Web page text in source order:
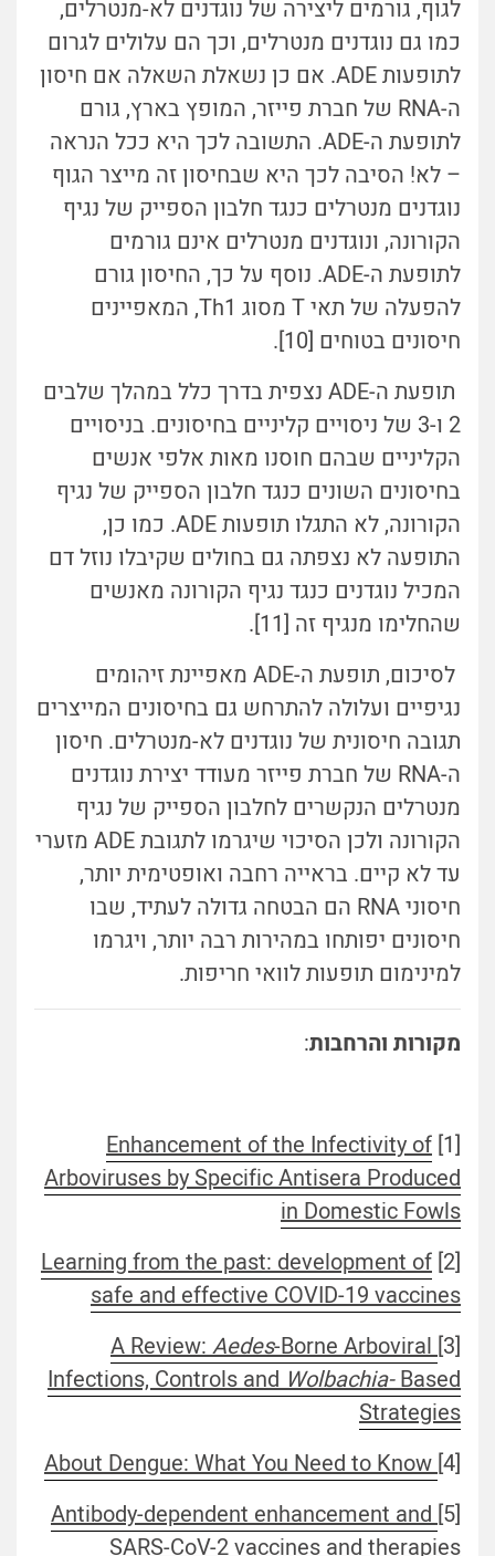
לגוף, גורמים ליצירה של נוגדנים לא-מנטרלים,
כמו גם נוגדנים מנטרלים, וכך הם עלולים לגרום
לתופעות ADE. אם כן נשאלת השאלה אם חיסון
ה-RNA של חברת פייזר, המופץ בארץ, גורם
לתופעת ה-ADE. התשובה לכך היא ככל הנראה
– לא! הסיבה לכך היא שבחיסון זה מייצר הגוף
נוגדנים מנטרלים כנגד חלבון הספייק של נגיף
הקורונה, ונוגדנים מנטרלים אינם גורמים
לתופעת ה-ADE. נוסף על כך, החיסון גורם
להפעלה של תאי T מסוג Th1, המאפיינים
חיסונים בטוחים [10].
תופעת ה-ADE נצפית בדרך כלל במהלך שלבים
2 ו-3 של ניסויים קליניים בחיסונים. בניסויים
הקליניים שבהם חוסנו מאות אלפי אנשים
בחיסונים השונים כנגד חלבון הספייק של נגיף
הקורונה, לא התגלו תופעות ADE. כמו כן,
התופעה לא נצפתה גם בחולים שקיבלו נוזל דם
המכיל נוגדנים כנגד נגיף הקורונה מאנשים
שהחלימו מנגיף זה [11].
לסיכום, תופעת ה-ADE מאפיינת זיהומים
נגיפיים ועלולה להתרחש גם בחיסונים המייצרים
תגובה חיסונית של נוגדנים לא-מנטרלים. חיסון
ה-RNA של חברת פייזר מעודד יצירת נוגדנים
מנטרלים הנקשרים לחלבון הספייק של נגיף
הקורונה ולכן הסיכוי שיגרמו לתגובת ADE מזערי
עד לא קיים. בראייה רחבה ואופטימית יותר,
חיסוני RNA הם הבטחה גדולה לעתיד, שבו
חיסונים יפותחו במהירות רבה יותר, ויגרמו
למינימום תופעות לוואי חריפות.
מקורות והרחבות:
[1]
Enhancement of the Infectivity of
Arboviruses by Specific Antisera Produced
in Domestic Fowls
[2]
Learning from the past: development of
safe and effective COVID-19 vaccines
[3]
A Review: Aedes-Borne Arboviral
Infections, Controls and Wolbachia-Based
Strategies
[4]
About Dengue: What You Need to Know
[5]
Antibody-dependent enhancement and
SARS-CoV-2 vaccines and therapies